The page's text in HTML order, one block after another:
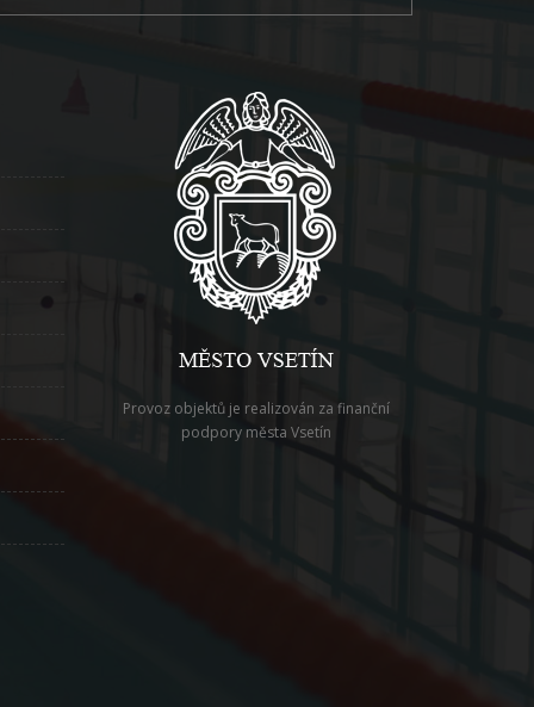
Provoz objektů je realizován za finanční
podpory města Vsetín